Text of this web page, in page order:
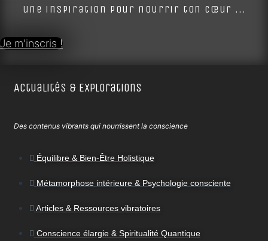
une inspiration pour nourrir ton cœur ...
Je m'inscris !
Actualités & Explorations
Des contenus vibrants qui nourrissent la conscience
Équilibre & Bien-Être Holistique
Métamorphose intérieure & Psychologie consciente
Articles & Ressources vibratoires
Conscience élargie & Spiritualité Quantique